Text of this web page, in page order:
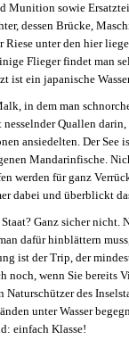
Munition sowie
dessen Brücke,
Riese unter den hier
Flieger findet man
ist ein japanische
in dem man
Quallen darin,
ansiedelten. Der
Mandarinfische.
werden für ganz
dabei und überblickt
Ganz sicher nicht.
dafür hinblättern
ist der Trip, der
noch, wenn Sie bereits
des
unter Wasser
einfach Klasse!